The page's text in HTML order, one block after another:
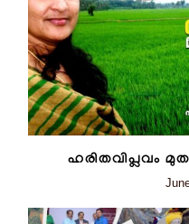
ഹരിതവിപ്ലവം